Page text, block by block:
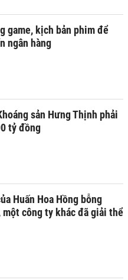
game, kịch bản phim để
ngân hàng
sản Hưng Thịnh phải
tỷ đồng
Huấn Hoa Hồng bỗng
một công ty khác đã giải thể